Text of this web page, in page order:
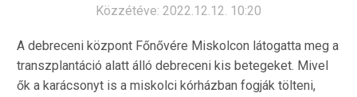
Közzétéve: 2022.12.12. 10:20
A debreceni központ Főnővére Miskolcon látogatta meg a
transzplantáció alatt álló debreceni kis betegeket. Mivel
ők a karácsonyt is a miskolci kórházban fogják tölteni,